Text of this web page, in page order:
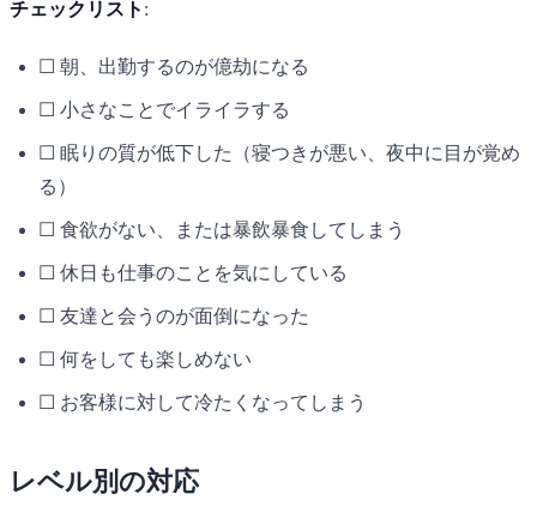
チェックリスト :
☐ 朝、出勤するのが億劫になる
☐ 小さなことでイライラする
☐ 眠りの質が低下した（寝つきが悪い、夜中に目が覚め
る）
☐ 食欲がない、または暴飲暴食してしまう
☐ 休日も仕事のことを気にしている
☐ 友達と会うのが面倒になった
☐ 何をしても楽しめない
☐ お客様に対して冷たくなってしまう
レベル別の対応